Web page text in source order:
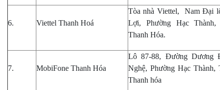
6. Viettel Thanh Hoá
Tòa nhà Viettel, Nam Đại
Lợi, Phường Hạc Thành,
Thanh Hóa.
7. MobiFone Thanh Hóa
Lô 87-88, Đường Dương
Nghệ, Phường Hạc Thành,
Thanh hóa